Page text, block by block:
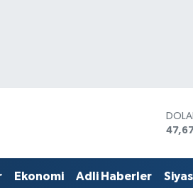
Ekonomi Adli Haberler